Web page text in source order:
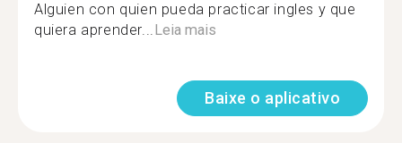
Alguien con quien pueda practicar ingles y que
quiera aprender...Leia mais
Baixe o aplicativo